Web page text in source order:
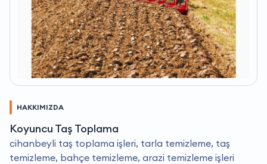
HAKKIMIZDA
Koyuncu Taş Toplama
cihanbeyli taş toplama işleri, tarla temizleme, taş
temizleme, bahçe temizleme, arazi temizleme işleri